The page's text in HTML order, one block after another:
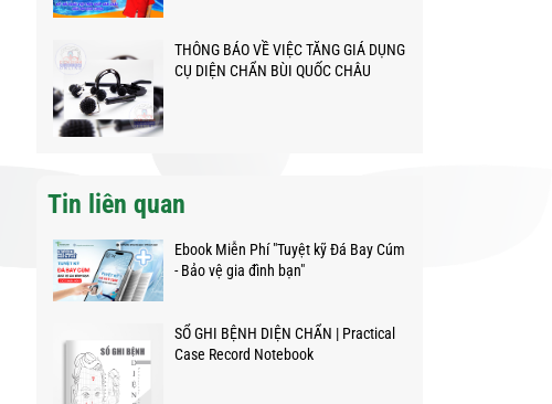
THÔNG BÁO VỀ VIỆC TĂNG GIÁ DỤNG
CỤ DIỆN CHẨN BÙI QUỐC CHÂU
Tin liên quan
Ebook Miễn Phí "Tuyệt kỹ Đá Bay Cúm
- Bảo vệ gia đình bạn"
SỔ GHI BỆNH DIỆN CHẨN | Practical
Case Record Notebook